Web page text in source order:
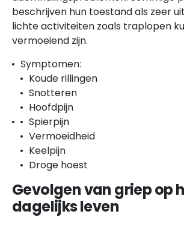
beschrijven hun toestand als zeer
lichte activiteiten zoals traplopen
vermoeiend zijn.
Symptomen:
Koude rillingen
Snotteren
Hoofdpijn
Spierpijn
Vermoeidheid
Keelpijn
Droge hoest
Gevolgen van griep op
dagelijks leven